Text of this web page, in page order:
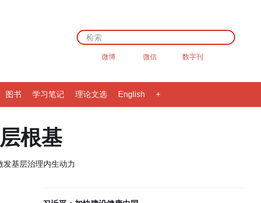
微博 微信 数字刊
图书 学习笔记 理论文选 English +
根基
发基层治理内生动力